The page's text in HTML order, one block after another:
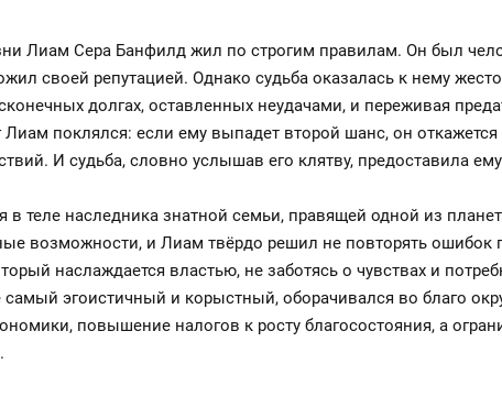
Лиам Сера Банфилд жил по строгим правилам. Он был
своей репутацией. Однако судьба оказалась к нему
долгах, оставленных неудачами, и переживая
поклялся: если ему выпадет второй шанс, он
И судьба, словно услышав его клятву, предоставила
в теле наследника знатной семьи, правящей одной из
возможности, и Лиам твёрдо решил не повторять ошибок
наслаждается властью, не заботясь о чувствах и
самый эгоистичный и корыстный, оборачивался во благо
повышение налогов к росту благосостояния, а